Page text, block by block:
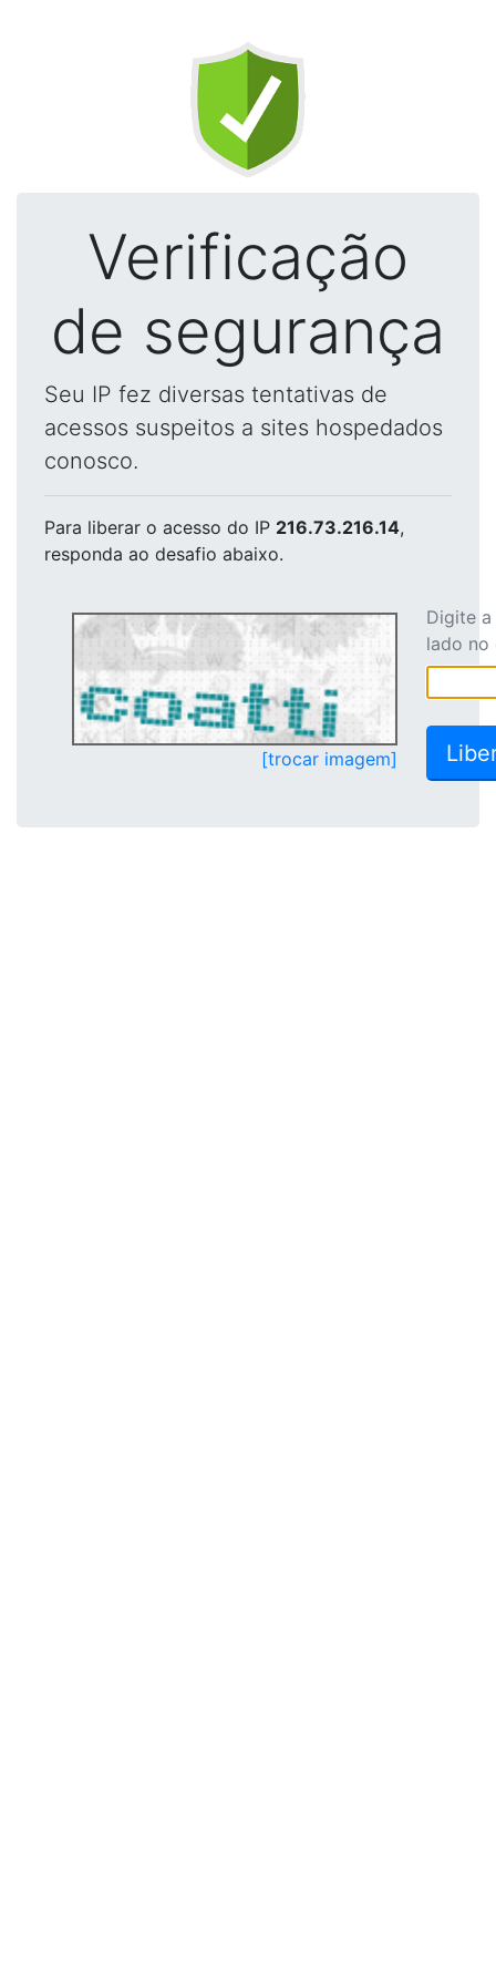
Verificação
de segurança
Seu IP fez diversas tentativas de
acessos suspeitos a sites hospedados
conosco.
Para liberar o acesso do IP 216.73.216.14,
responda ao desafio abaixo.
[trocar imagem]
Digite
lado no